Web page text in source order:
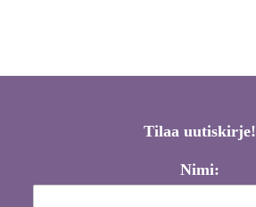
Tilaa uutiskirje!
Nimi: